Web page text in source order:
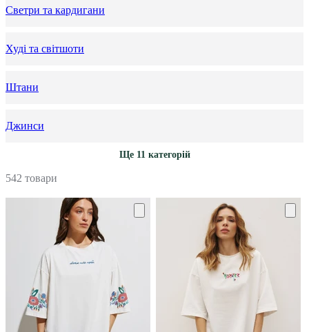
Светри та кардигани
Худі та світшоти
Штани
Джинси
Ще 11 категорій
542 товари